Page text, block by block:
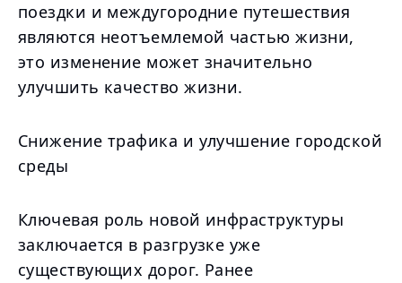
поездки и междугородние путешествия
являются неотъемлемой частью жизни,
это изменение может значительно
улучшить качество жизни.
Снижение трафика и улучшение городской
среды
Ключевая роль новой инфраструктуры
заключается в разгрузке уже
существующих дорог. Ранее